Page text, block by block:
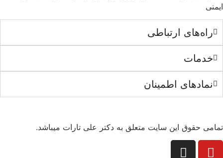
ایمنی
راه‌های ارتباطی
خدمات
نمادهای اطمینان
تمامی حقوق این سایت متعلق به دکتر علی تارات میباشد.